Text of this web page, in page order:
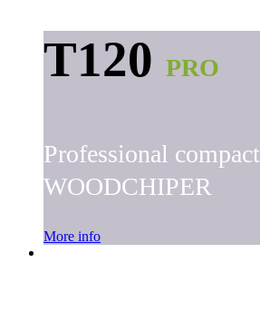
T120 PRO
Professional compact
WOODCHIPER
More info